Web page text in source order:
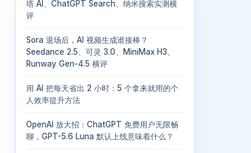
塔 AI、ChatGPT Search、纳米搜索实测横
评
Sora 退场后，AI 视频生成谁接棒？
Seedance 2.5、可灵 3.0、MiniMax H3、
Runway Gen-4.5 横评
用 AI 把每天省出 2 小时：5 个拿来就用的个
人效率提升方法
OpenAI 放大招：ChatGPT 免费用户无限畅
聊，GPT-5.6 Luna 默认上线意味着什么？